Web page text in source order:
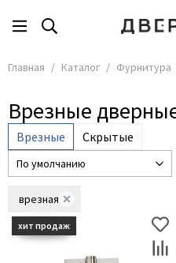
Фурнитура
Все товары
Электронные замки
Замки
Завёртки
Амбарные механизмы
Механизмы
Главная Каталог Фурнитура
Врезные
Врезные
Скрытые
врезная